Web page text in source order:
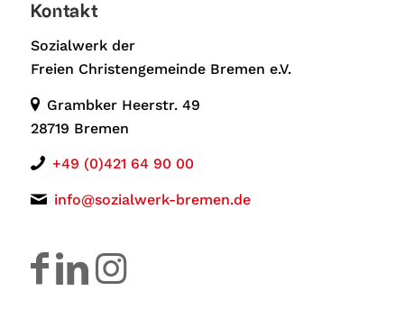
Kontakt
Sozialwerk der
Freien Christengemeinde Bremen e.V.
Grambker Heerstr. 49
28719 Bremen
+49 (0)421 64 90 00
info@sozialwerk-bremen.de